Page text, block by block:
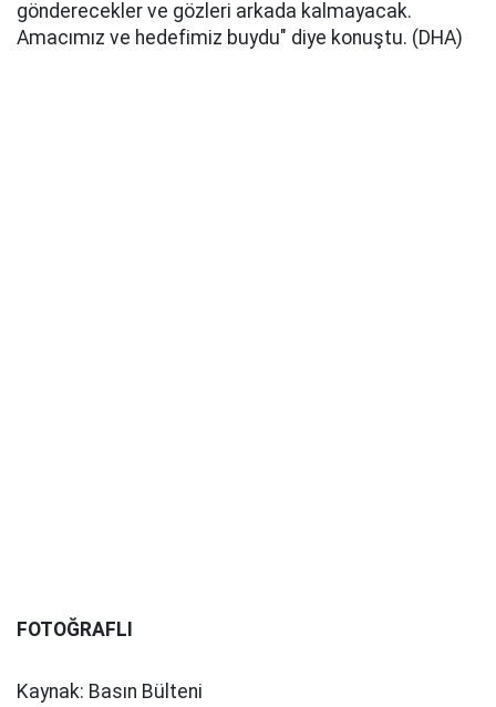
gönderecekler ve gözleri arkada kalmayacak.
Amacımız ve hedefimiz buydu" diye konuştu. (DHA)
FOTOĞRAFLI
Kaynak: Basın Bülteni